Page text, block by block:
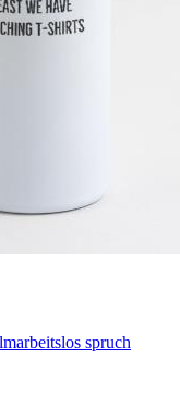
arbeitslos spruch